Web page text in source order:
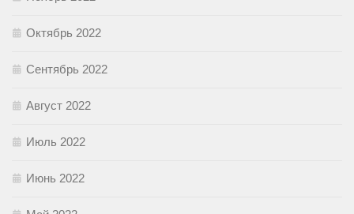
Октябрь 2022
Сентябрь 2022
Август 2022
Июль 2022
Июнь 2022